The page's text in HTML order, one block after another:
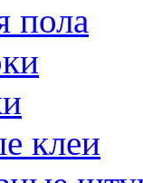
пола
клеи